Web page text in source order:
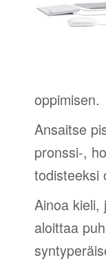
oppimisen.
Ansaitse
pronssi-,
todisteeksi
Ainoa kieli,
aloittaa